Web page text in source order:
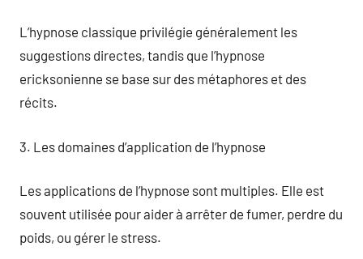
L’hypnose classique privilégie généralement les
suggestions directes, tandis que l’hypnose
ericksonienne se base sur des métaphores et des
récits.
3. Les domaines d’application de l’hypnose
Les applications de l’hypnose sont multiples. Elle est
souvent utilisée pour aider à arrêter de fumer, perdre du
poids, ou gérer le stress.